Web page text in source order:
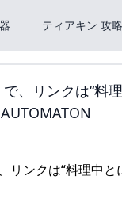
ティアキン 攻略
、リンクは“料